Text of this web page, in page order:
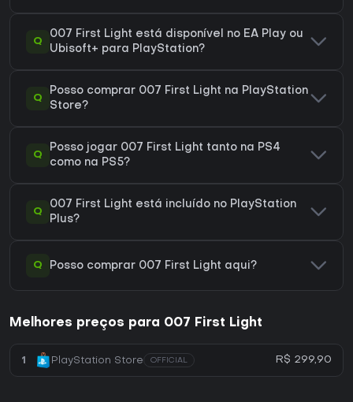
Q
007 First Light está disponível no EA Play ou
Ubisoft+ para PlayStation?
Q
Posso comprar 007 First Light na PlayStation
Store?
Q
Posso jogar 007 First Light tanto na PS4
como na PS5?
Q
007 First Light está incluído no PlayStation
Plus?
Q Posso comprar 007 First Light aqui?
Melhores preços para 007 First Light
1 PlayStation Store OFFICIAL R$ 299,90